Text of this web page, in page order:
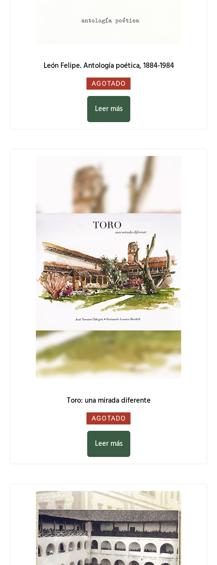
León Felipe. Antología poética, 1884-1984
0,00 €
AGOTADO
Leer más
Toro: una mirada diferente
0,00 €
AGOTADO
Leer más